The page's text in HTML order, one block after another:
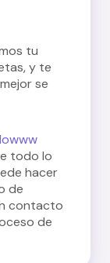
tu
y te
se
todo lo
hacer
de
contacto
de